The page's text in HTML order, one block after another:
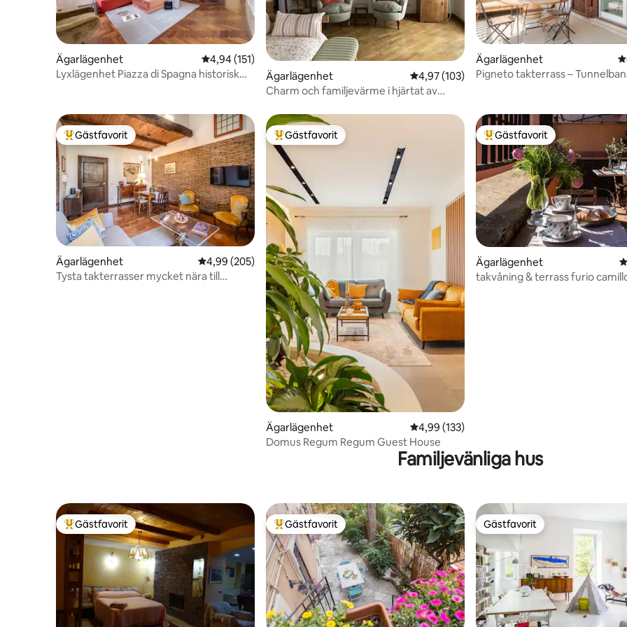
Ägarlägenhet 4,94 av 5 i genomsnittligt betyg, 151 omdömen
4,94 (151)
Lyxlägenhet Piazza di Spagna historisk
Ägarlägenhet 4,97 av 5 i genomsnittligt betyg, 103
4,97 (103)
Charm och familjevärme i hjärtat av
Ägarlägenhet
Pigneto takterrass –
Populär gästfavorit
Gästfavorit
Ägarlägenhet 4,99 av 5 i genomsnittligt betyg, 205 omdömen
4,99 (205)
Tysta takterrasser mycket nära till
Populär gästfavorit
Gästfavorit
Ägarlägenhet 4,99 av 5 i genomsnittligt betyg, 133
4,99 (133)
Domus Regum Regum Guest House
Populär gästfavorit
Gästfavorit
Ägarlägenhet
takvåning & terrass furio
Familjevänliga hus
Populär gästfavorit
Gästfavorit Populär gästfavorit
Gästfavorit Gästfavorit
Gästfavorit